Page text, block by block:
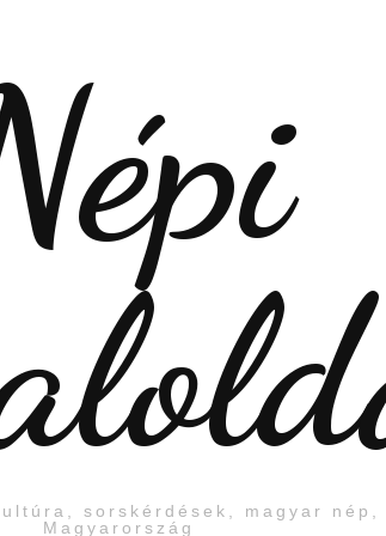
sorskérdések, magyar nép,
Magyarország